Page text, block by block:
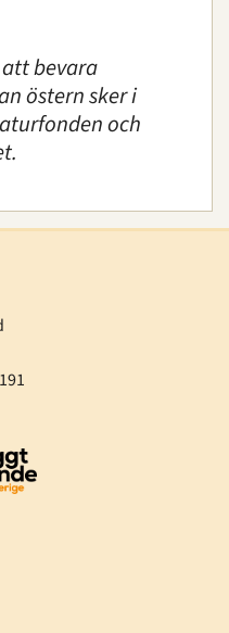
bevara
östern sker i
och